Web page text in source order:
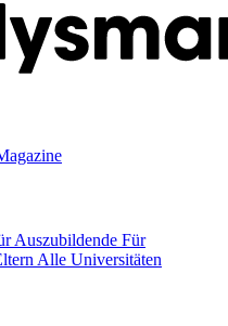
Auszubildende Für
Alle Universitäten